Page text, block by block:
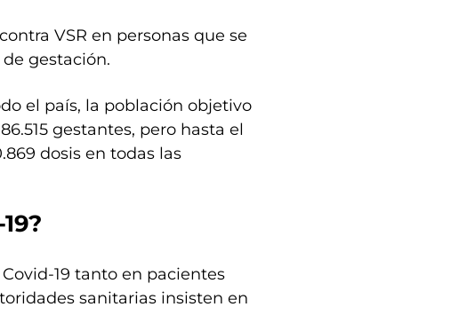
VSR en personas que se
gestación.
el país, la población objetivo
gestantes, pero hasta el
dosis en todas las
19 tanto en pacientes
sanitarias insisten en